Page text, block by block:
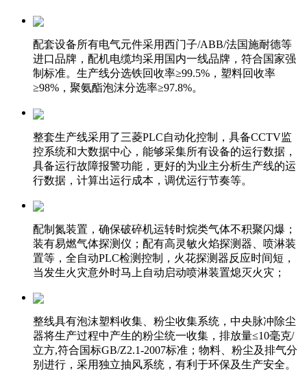
配套设备所有电气元件采用西门子/ABB/法国施耐德等
进口品牌，配机电缆均采用国内一线品牌，符合国家强
制标准。生产线分选铁回收率≥99.5%，塑料回收率
≥98%，聚氨酯泡沫分选率≥97.8%。
整套生产线采用了三菱PLC自动化控制，具备CCTV监
控系统和大数据中心，能够采集所有设备的运行数据，
具备运行故障报警功能，更好的为业主分析生产线的运
行数据，计算出运行成本，调优运行节奏等。
配制氮装置，确保破碎机运转时烷类气体不积聚闪爆；
装有易燃气体探测仪；配有高灵敏火焰探测器、喷淋装
置等，全自动PLC检测控制，火花探测器反应时间短，
当发生火灾意外时马上自动启动喷淋装置熄灭火灾；
整线具有泡沫塑料收集、粉尘收集系统，中央脉冲除尘
器将生产过程中产生的粉尘统一收集，排放量≤10毫克/
立方,符合国标GB/Z2.1-2007标准；物料、粉尘及排气分
别进行，采用独立抽风系统，有利于环保及生产安全。